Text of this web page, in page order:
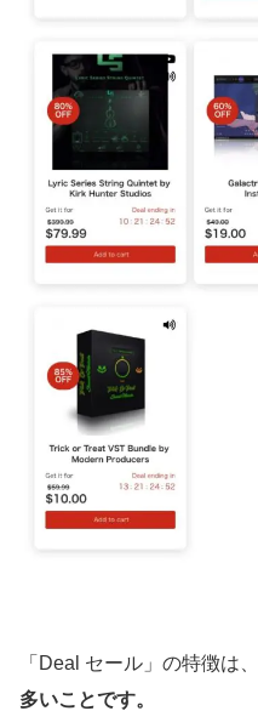
「Deal セール」の特徴は、
多いことです。